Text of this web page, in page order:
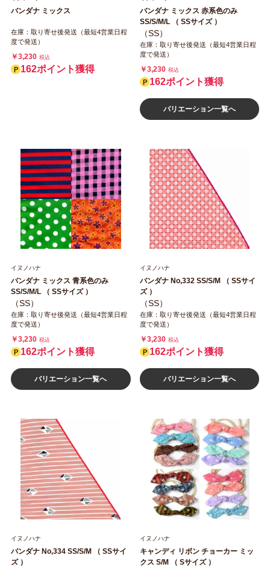
バンダナ ミックス
在庫：取り寄せ後発送（最短4営業日程
度で発送）
￥3,230 税込
162ポイント獲得
バンダナ ミックス 赤系色のみ
SS/S/M/L （ SSサイズ ）
（SS）
在庫：取り寄せ後発送（最短4営業日程
度で発送）
￥3,230 税込
162ポイント獲得
バリエーション一覧へ
イヌノハナ
バンダナ ミックス 青系色のみ
SS/S/M/L （ SSサイズ ）
（SS）
在庫：取り寄せ後発送（最短4営業日程
度で発送）
￥3,230 税込
162ポイント獲得
バリエーション一覧へ
イヌノハナ
バンダナ No,332 SS/S/M （ SSサイ
ズ ）
（SS）
在庫：取り寄せ後発送（最短4営業日程
度で発送）
￥3,230 税込
162ポイント獲得
バリエーション一覧へ
イヌノハナ
バンダナ No,334 SS/S/M （ SSサイ
ズ ）
イヌノハナ
キャンディ リボン チョーカー ミッ
クス S/M （ Sサイズ ）